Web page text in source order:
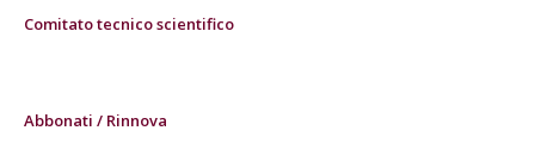
Comitato tecnico scientifico
Abbonati / Rinnova